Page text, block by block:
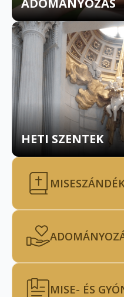
ADOMÁNYOZÁS
HETI SZENTEK
MISE- ÉS